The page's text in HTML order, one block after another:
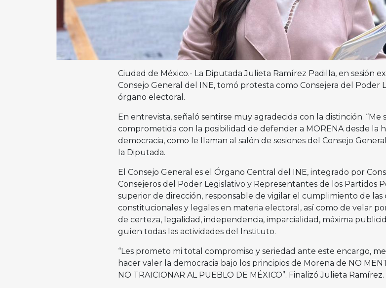
Ciudad de México.- La Diputada Julieta Ramírez Padilla, en sesión
Consejo General del INE, tomó protesta como Consejera del Poder
órgano electoral.
En entrevista, señaló sentirse muy agradecida con la distinción. “Me
comprometida con la posibilidad de defender a MORENA desde la
democracia, como le llaman al salón de sesiones del Consejo
la Diputada.
El Consejo General es el Órgano Central del INE, integrado por
Consejeros del Poder Legislativo y Representantes de los Partidos
superior de dirección, responsable de vigilar el cumplimiento de las
constitucionales y legales en materia electoral, así como de velar
de certeza, legalidad, independencia, imparcialidad, máxima
guíen todas las actividades del Instituto.
“Les prometo mi total compromiso y seriedad ante este encargo,
hacer valer la democracia bajo los principios de Morena de NO
NO TRAICIONAR AL PUEBLO DE MÉXICO”. Finalizó Julieta Ramírez.